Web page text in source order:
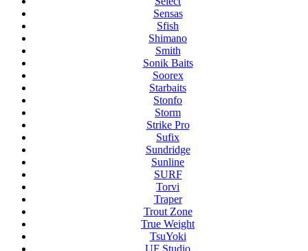
Sensas
Sfish
Shimano
Smith
Sonik Baits
Soorex
Starbaits
Stonfo
Storm
Strike Pro
Sufix
Sundridge
Sunline
SURF
Torvi
Traper
Trout Zone
True Weight
TsuYoki